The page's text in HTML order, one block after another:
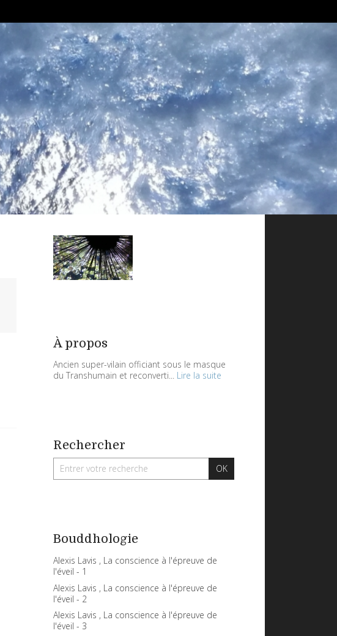
À propos
Ancien super-vilain officiant sous le masque
du Transhumain et reconverti... Lire la suite
Rechercher
Bouddhologie
Alexis Lavis , La conscience à l'épreuve de
l'éveil - 1
Alexis Lavis , La conscience à l'épreuve de
l'éveil - 2
Alexis Lavis , La conscience à l'épreuve de
l'éveil - 3